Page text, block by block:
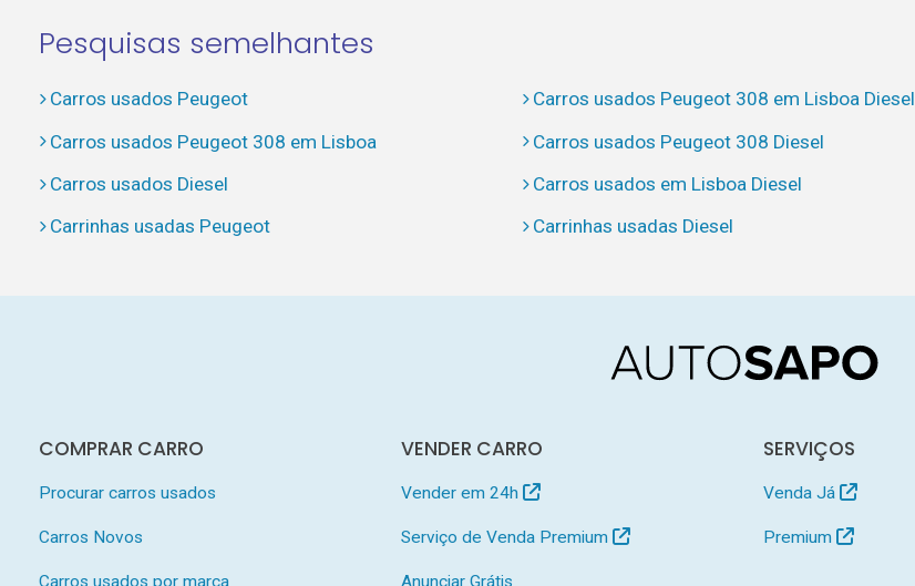
Pesquisas semelhantes
Carros usados Peugeot Carros usados Peugeot 308 em Lisboa Diesel
Carros usados Peugeot 308 em Lisboa
Carros usados Peugeot 308 Diesel
Carros usados Diesel
Carros usados em Lisboa Diesel
Carrinhas usadas Peugeot
Carrinhas usadas Diesel
COMPRAR CARRO
Procurar carros usados
Carros Novos
Carros usados por marca
VENDER CARRO
Vender em 24h
Serviço de Venda Premium
Anunciar Grátis
SERVIÇOS
Venda Já
Premium